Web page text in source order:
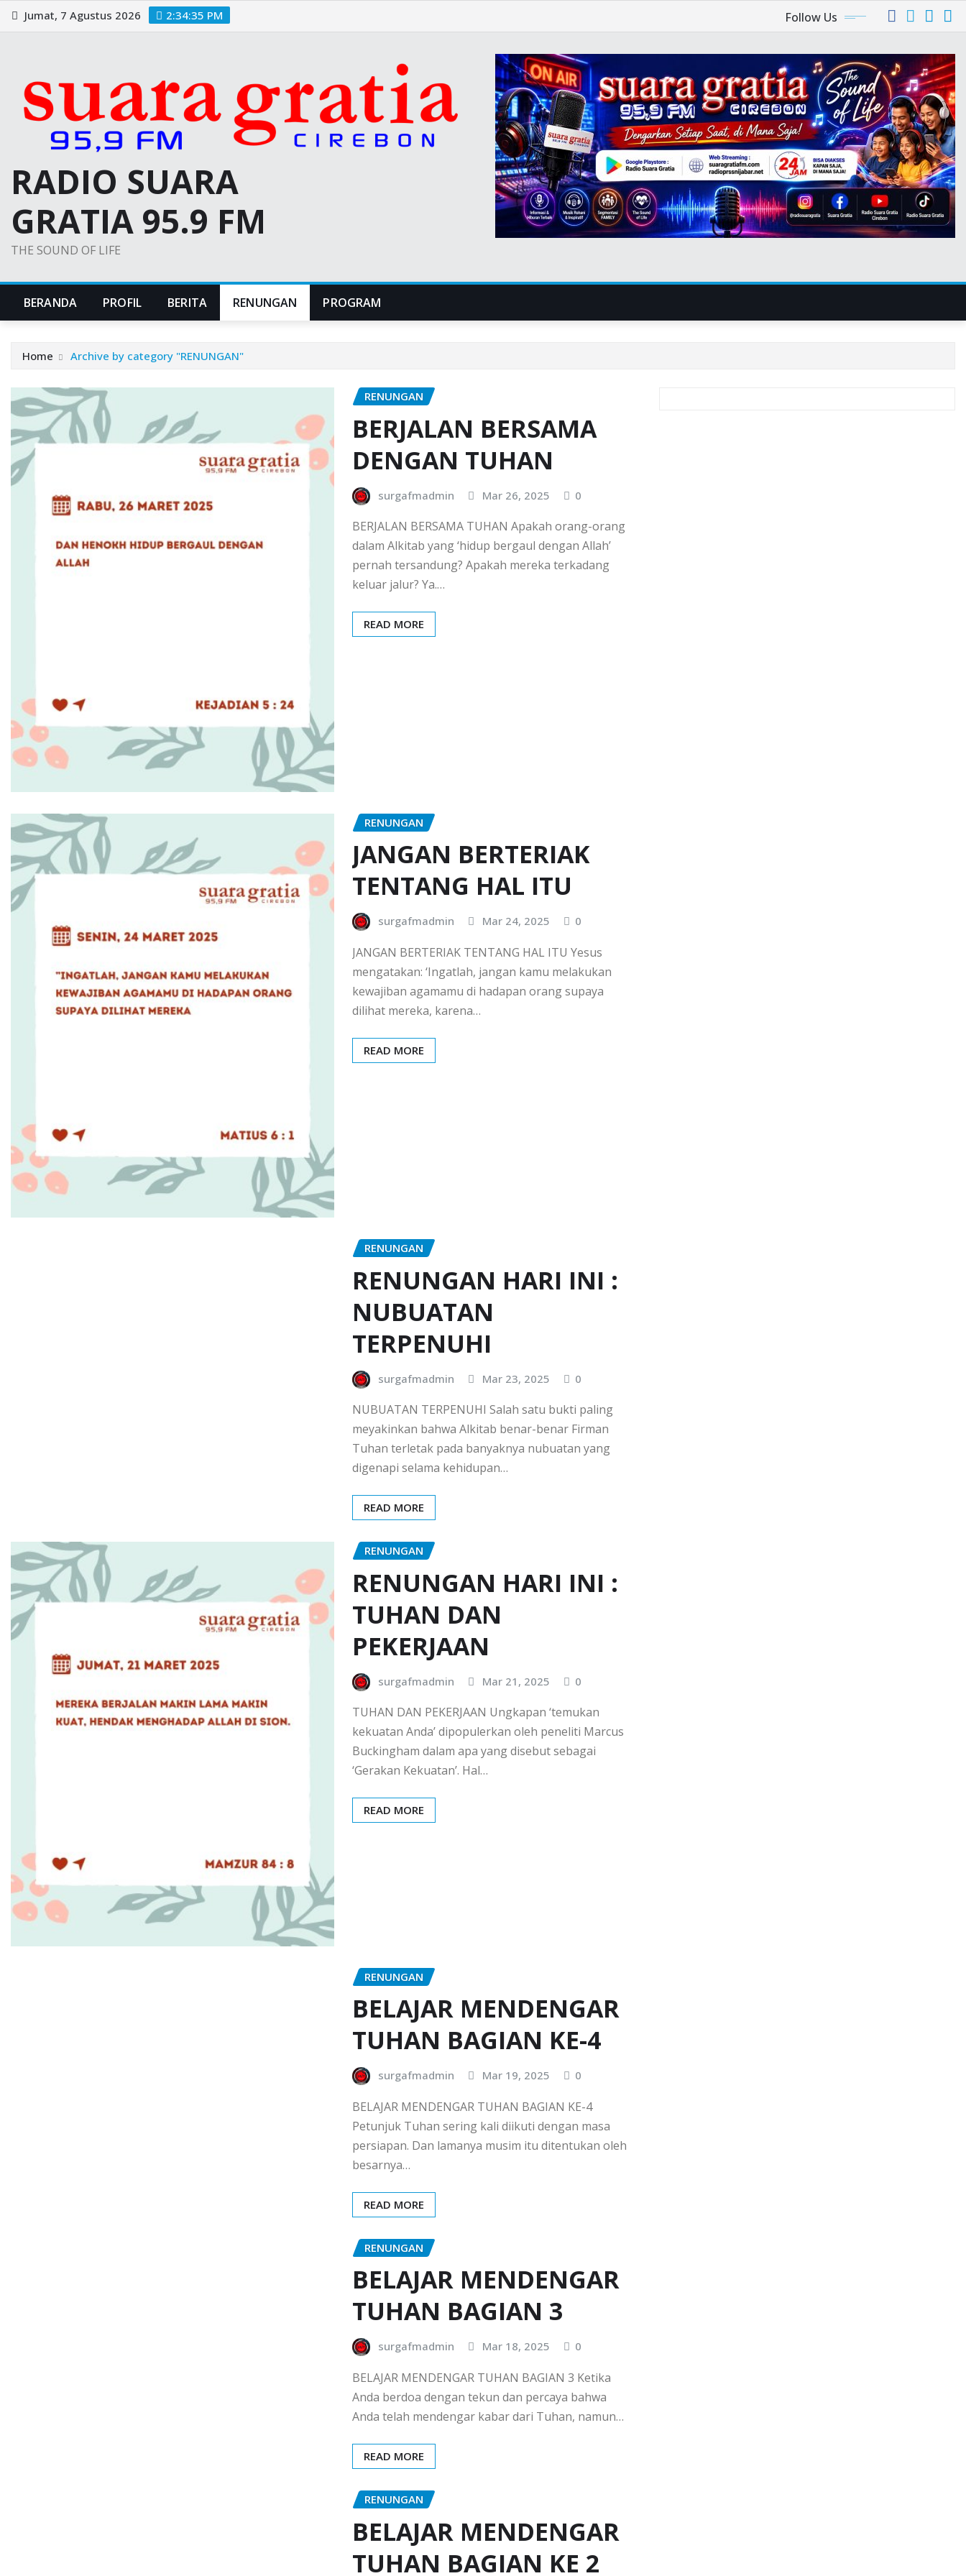
Skip
to
Jumat, 7 Agustus 2026 2:34:36 PM Follow Us
RADIO SUARA
GRATIA 95.9 FM
THE SOUND OF LIFE
BERANDA PROFIL BERITA RENUNGAN PROGRAM
Home Archive by category "RENUNGAN"
RENUNGAN
BERJALAN BERSAMA
DENGAN TUHAN
surgafmadmin Mar 26, 2025 0
BERJALAN BERSAMA TUHAN Apakah orang-orang
dalam Alkitab yang ‘hidup bergaul dengan Allah’
pernah tersandung? Apakah mereka terkadang
keluar jalur? Ya.…
READ MORE
RENUNGAN
JANGAN BERTERIAK
TENTANG HAL ITU
surgafmadmin Mar 24, 2025 0
JANGAN BERTERIAK TENTANG HAL ITU Yesus
mengatakan: ‘Ingatlah, jangan kamu melakukan
kewajiban agamamu di hadapan orang supaya
dilihat mereka, karena…
READ MORE
RENUNGAN
RENUNGAN HARI INI :
NUBUATAN
TERPENUHI
surgafmadmin Mar 23, 2025 0
NUBUATAN TERPENUHI Salah satu bukti paling
meyakinkan bahwa Alkitab benar-benar Firman
Tuhan terletak pada banyaknya nubuatan yang
digenapi selama kehidupan…
READ MORE
RENUNGAN
RENUNGAN HARI INI :
TUHAN DAN
PEKERJAAN
surgafmadmin Mar 21, 2025 0
TUHAN DAN PEKERJAAN Ungkapan ‘temukan
kekuatan Anda’ dipopulerkan oleh peneliti Marcus
Buckingham dalam apa yang disebut sebagai
‘Gerakan Kekuatan’. Hal…
READ MORE
RENUNGAN
BELAJAR MENDENGAR
TUHAN BAGIAN KE-4
surgafmadmin Mar 19, 2025 0
BELAJAR MENDENGAR TUHAN BAGIAN KE-4
Petunjuk Tuhan sering kali diikuti dengan masa
persiapan. Dan lamanya musim itu ditentukan oleh
besarnya…
READ MORE
RENUNGAN
BELAJAR MENDENGAR
TUHAN BAGIAN 3
surgafmadmin Mar 18, 2025 0
BELAJAR MENDENGAR TUHAN BAGIAN 3 Ketika
Anda berdoa dengan tekun dan percaya bahwa
Anda telah mendengar kabar dari Tuhan, namun…
READ MORE
RENUNGAN
BELAJAR MENDENGAR
TUHAN BAGIAN KE 2